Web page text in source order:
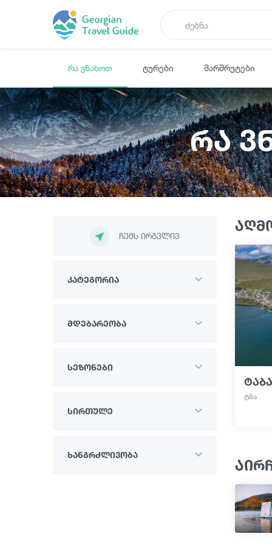
რა ვნახოთ ტურები მარშრუტები
რა
ჩემს ირგვლივ
კატეგორია
მდებარეობა
სეზონები
სირთულე
ხანგრძლივობა
ᲢᲑᲐ